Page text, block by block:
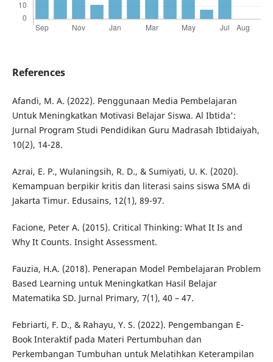
References
Afandi, M. A. (2022). Penggunaan Media Pembelajaran
Untuk Meningkatkan Motivasi Belajar Siswa. Al Ibtida':
Jurnal Program Studi Pendidikan Guru Madrasah Ibtidaiyah,
10(2), 14-28.
Azrai, E. P., Wulaningsih, R. D., & Sumiyati, U. K. (2020).
Kemampuan berpikir kritis dan literasi sains siswa SMA di
Jakarta Timur. Edusains, 12(1), 89-97.
Facione, Peter A. (2015). Critical Thinking: What It Is and
Why It Counts. Insight Assessment.
Fauzia, H.A. (2018). Penerapan Model Pembelajaran Problem
Based Learning untuk Meningkatkan Hasil Belajar
Matematika SD. Jurnal Primary, 7(1), 40 – 47.
Febriarti, F. D., & Rahayu, Y. S. (2022). Pengembangan E-
Book Interaktif pada Materi Pertumbuhan dan
Perkembangan Tumbuhan untuk Melatihkan Keterampilan